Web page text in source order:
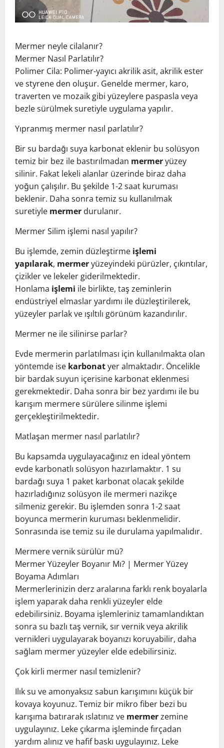
Mermer neyle cilalanır?
Mermer Nasıl Parlatılır?
Polimer Cila: Polimer-yayıcı akrilik asit, akrilik ester
ve styrene den oluşur. Genelde mermer, karo,
traverten ve mozaik gibi yüzeylere paspasla veya
bezle sürülmek suretiyle uygulama yapılır.
Yıpranmış mermer nasıl parlatılır?
Bir su bardağı suya karbonat eklenir bu solüsyon
temiz bir bez ile bastırılmadan mermeryüzey
silinir. Fakat lekeli alanlar üzerinde biraz daha
yoğun çalışılır. Bu şekilde 1-2 saat kuruması
beklenir. Daha sonra temiz su kullanılmak
suretiyle mermer durulanır.
Mermer Silim işlemi nasıl yapılır?
Bu işlemde, zemin düzleştirme işlemi
yapılarak, mermeryüzeyindeki pürüzler, çıkıntılar,
çizikler ve lekeler giderilmektedir.
Honlama işlemi ile birlikte, taş zeminlerin
endüstriyel elmaslar yardımı ile düzleştirilerek,
yüzeyler parlak ve ışıltılı görünüm kazandırılır.
Mermer ne ile silinirse parlar?
Evde mermerin parlatılması için kullanılmakta olan
yöntemde ise karbonatyer almaktadır. Öncelikle
bir bardak suyun içerisine karbonat eklenmesi
gerekmektedir. Daha sonra bir bez yardımı ile bu
karışım mermere sürülere silinme işlemi
gerçekleştirilmektedir.
Matlaşan mermer nasıl parlatılır?
Bu kapsamda uygulayacağınız en ideal yöntem
evde karbonatlı solüsyon hazırlamaktır. 1 su
bardağı suya 1 paket karbonat olacak şekilde
hazırladığınız solüsyon ile mermeri nazikçe
silmeniz gerekir. Bu işlemden sonra 1-2 saat
boyunca mermerin kuruması beklenmelidir.
Sonrasında ise temiz su ile durulama yapılmalıdır.
Mermere vernik sürülür mü?
Mermer Yüzeyler Boyanır Mı? | Mermer Yüzey
Boyama Adımları
Mermerlerinizin derz aralarına farklı renk boyalarla
işlem yaparak daha renkli yüzeyler elde
edebilirsiniz. Boyama işlemleriniz tamamlandıktan
sonra su bazlı taş vernik, sır vernik veya akrilik
vernikleri uygulayarak boyanızı koruyabilir, daha
sağlam mermer yüzeyler elde edebilirsiniz.
Çok kirli mermer nasıl temizlenir?
Ilık su ve amonyaksız sabun karışımını küçük bir
kovaya koyunuz. Temiz bir mikro fiber bezi bu
karışıma batırarak ıslatınız ve mermerzemine
uygulayınız. Leke çıkarma işleminde fırçadan
yardım alınız ve hafif baskı uygulayınız. Leke